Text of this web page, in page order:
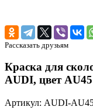
Рассказать друзьям
Краска для
AUDI, цвет
Артикул: AUDI-